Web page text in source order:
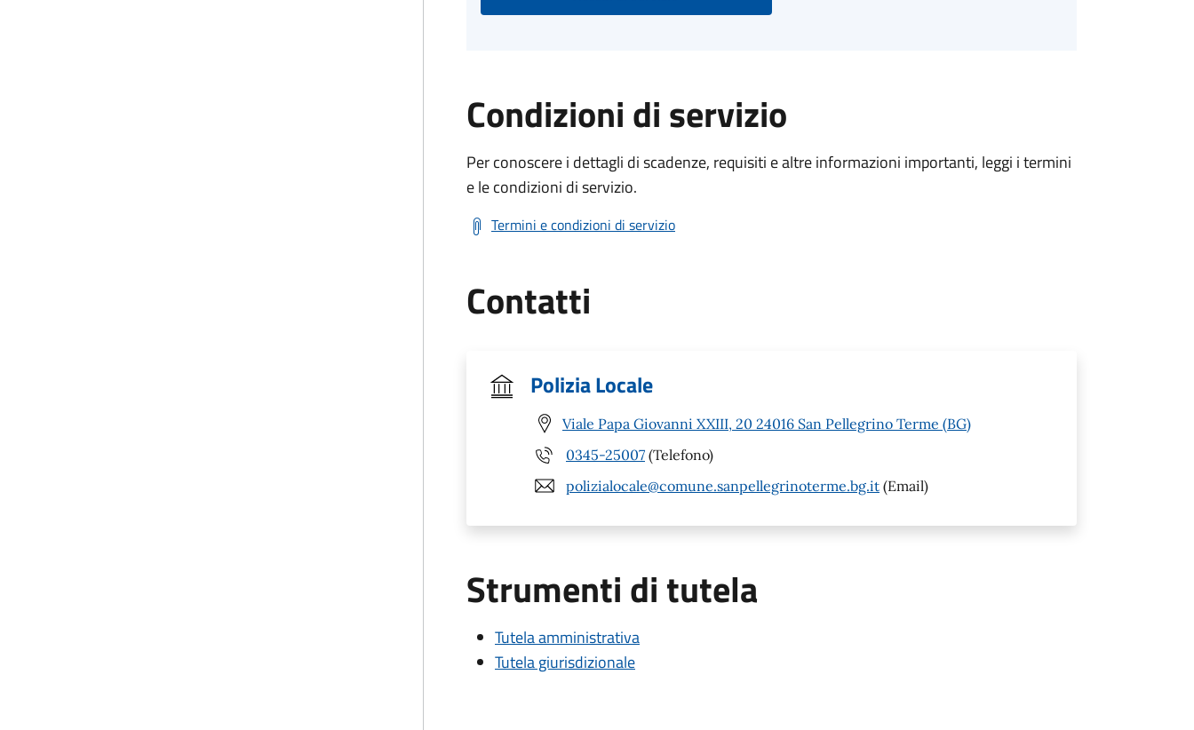
Condizioni di servizio
Per conoscere i dettagli di scadenze, requisiti e altre informazioni importanti, leggi i termini
e le condizioni di servizio.
Termini e condizioni di servizio
Contatti
Polizia Locale
Viale Papa Giovanni XXIII, 20 24016 San Pellegrino Terme (BG)
0345-25007 (Telefono)
polizialocale@comune.sanpellegrinoterme.bg.it (Email)
Strumenti di tutela
Tutela amministrativa
Tutela giurisdizionale